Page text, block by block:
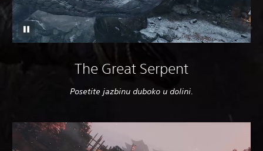
The Great Serpent
Posetite jazbinu duboko u dolini.